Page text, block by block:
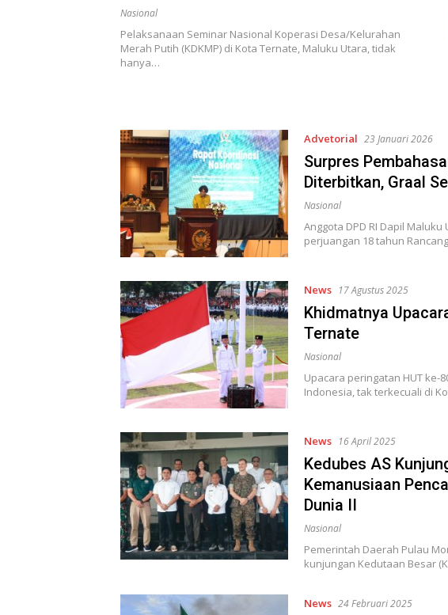
Nasional
Pelaksanaan Seminar Nasional Koperasi Desa/Kelurahan
Merah Putih (KDKMP) di Kota Ternate, Maluku Utara, tidak
hanya…
Advetorial 23 Januari 2026
Surpres
Diterbitkan, Graal
Nasional
Anggota DPD RI Dapil
perjuangan 18 tahun
News 17 Agustus 2025
Khidmatnya
Ternate
Nasional
Upacara peringatan HUT ke-
Indonesia, tak terkecuali di
News 16 April 2025
Kedubes AS
Kemanusiaan
Dunia II
Nasional
Pemerintah Daerah Pulau
kunjungan Kedutaan Besar
News 24 Februari 2025